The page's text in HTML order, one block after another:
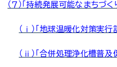
（７）「持続発展可能なまちづ
（ⅰ）「地球温暖化対策実
（ⅱ）「合併処理浄化槽普及